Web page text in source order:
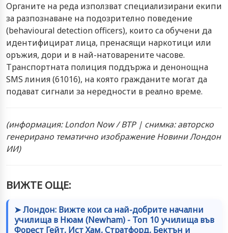
Органите на реда използват специализирани екипи
за разпознаване на подозрително поведение
(behavioural detection officers), които са обучени да
идентифицират лица, пренасящи наркотици или
оръжия, дори и в най-натоварените часове.
Транспортната полиция поддържа и денонощна
SMS линия (61016), на която гражданите могат да
подават сигнали за нередности в реално време.
(информация: London Now / BTP | снимка: авторско
генерирано тематично изображение Новини Лондон
ИИ)
ВИЖТЕ ОЩЕ:
➤ Лондон: Вижте кои са най-добрите начални
училища в Нюам (Newham) - Топ 10 училища във
Форест Гейт, Ист Хам, Стратфорд, Бектън и